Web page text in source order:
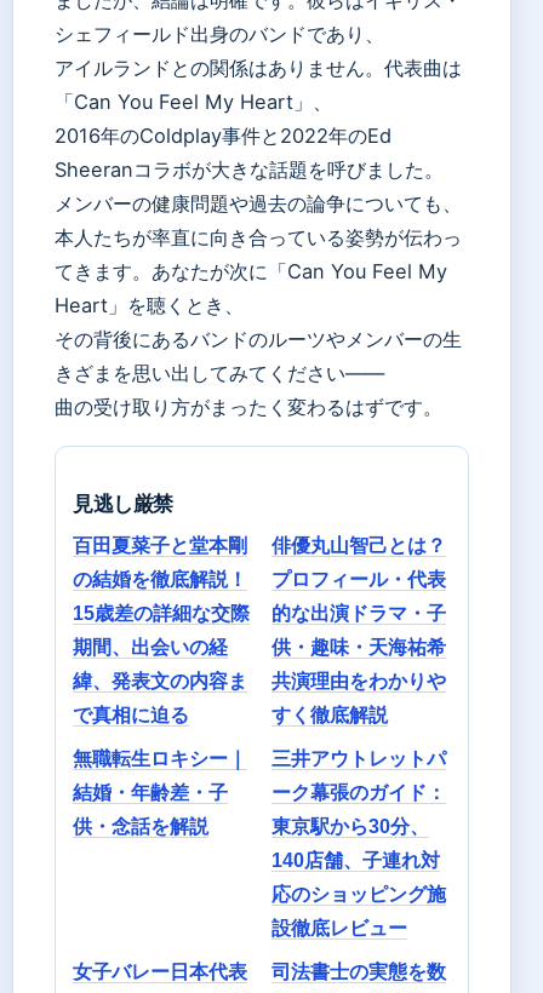
シェフィールド出身のバンドであり、
アイルランドとの関係はありません。代表曲は
「Can You Feel My Heart」、
2016年のColdplay事件と2022年のEd
Sheeranコラボが大きな話題を呼びました。
メンバーの健康問題や過去の論争についても、
本人たちが率直に向き合っている姿勢が伝わっ
てきます。あなたが次に「Can You Feel My
Heart」を聴くとき、
その背後にあるバンドのルーツやメンバーの生
きざまを思い出してみてください——
曲の受け取り方がまったく変わるはずです。
見逃し厳禁
百田夏菜子と堂本剛
の結婚を徹底解説！
15歳差の詳細な交際
期間、出会いの経
緯、発表文の内容ま
で真相に迫る
俳優丸山智己とは？
プロフィール・代表
的な出演ドラマ・子
供・趣味・天海祐希
共演理由をわかりや
すく徹底解説
無職転生ロキシー｜
結婚・年齢差・子
供・念話を解説
三井アウトレットパ
ーク幕張のガイド：
東京駅から30分、
140店舗、子連れ対
応のショッピング施
設徹底レビュー
女子バレー日本代表
司法書士の実態を数